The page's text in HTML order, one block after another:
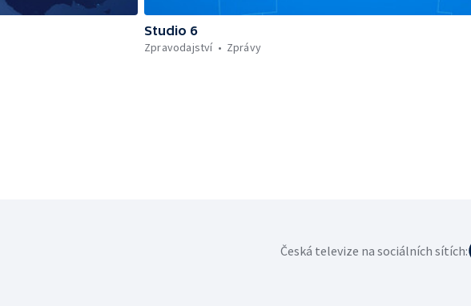
Studio 6
Zpravodajství
Zprávy
Česká televize na sociálních sítích: